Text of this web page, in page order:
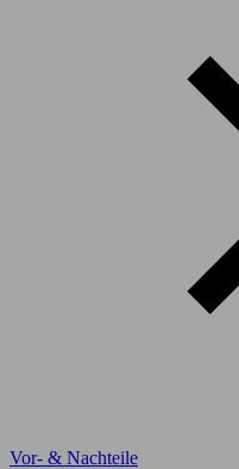
Vor- & Nachteile